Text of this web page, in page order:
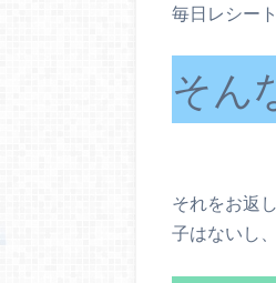
毎日レシー
そん
それをお返
子はないし